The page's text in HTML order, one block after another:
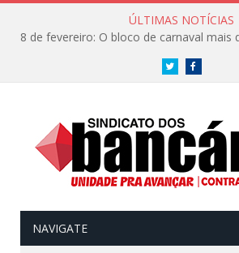
ÚLTIMAS NOTÍCIAS
Twitter
NAVIGATE